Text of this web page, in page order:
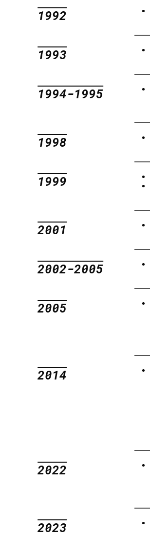
1992
1993
1994-1995
1998
1999
2001
2002-2005
2005
2014
2022
2023